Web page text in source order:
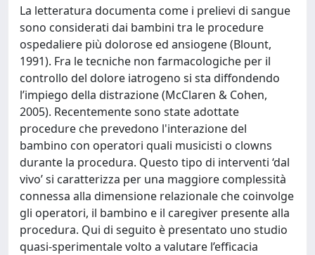
La letteratura documenta come i prelievi di sangue
sono considerati dai bambini tra le procedure
ospedaliere più dolorose ed ansiogene (Blount,
1991). Fra le tecniche non farmacologiche per il
controllo del dolore iatrogeno si sta diffondendo
l’impiego della distrazione (McClaren & Cohen,
2005). Recentemente sono state adottate
procedure che prevedono l'interazione del
bambino con operatori quali musicisti o clowns
durante la procedura. Questo tipo di interventi ‘dal
vivo’ si caratterizza per una maggiore complessità
connessa alla dimensione relazionale che coinvolge
gli operatori, il bambino e il caregiver presente alla
procedura. Qui di seguito è presentato uno studio
quasi-sperimentale volto a valutare l’efficacia